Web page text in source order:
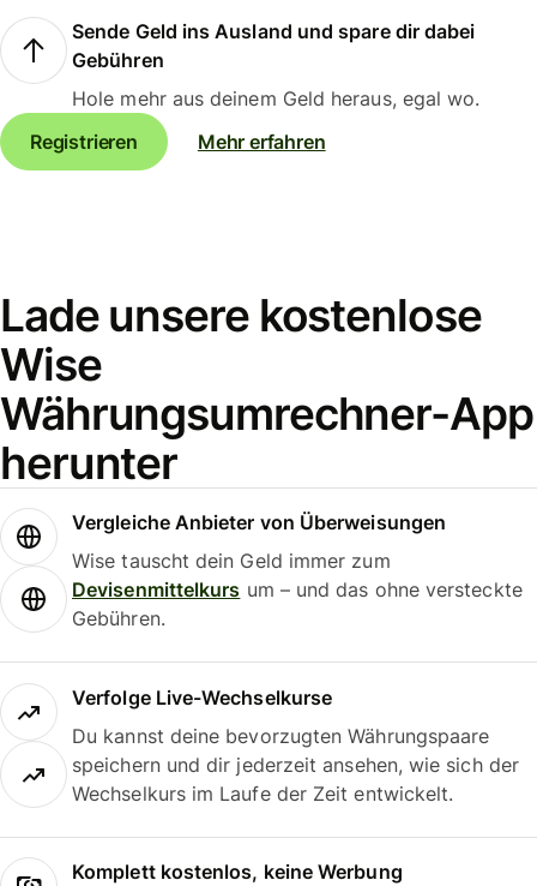
Sende Geld ins Ausland und spare dir dabei
Gebühren
Hole mehr aus deinem Geld heraus, egal wo.
Registrieren
Mehr erfahren
Lade unsere kostenlose
Wise
Währungsumrechner-App
herunter
Vergleiche Anbieter von Überweisungen
Wise tauscht dein Geld immer zum
Devisenmittelkurs um – und das ohne versteckte
Gebühren.
Verfolge Live-Wechselkurse
Du kannst deine bevorzugten Währungspaare
speichern und dir jederzeit ansehen, wie sich der
Wechselkurs im Laufe der Zeit entwickelt.
Komplett kostenlos, keine Werbung